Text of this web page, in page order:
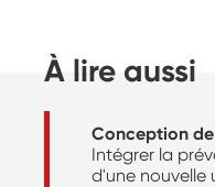
À lire aussi
Conception
Intégrer la
d'une nouvelle